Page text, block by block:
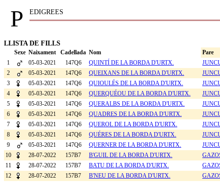
P EDIGREES
LLISTA DE FILLS
Sexe Naixament Cadellada Nom
Pare
1
05-03-2021 147Q6 QUINTÍ DE LA BORDA D'URTX.
2
05-03-2021 147Q6 QUEIXANS DE LA BORDA D'URTX.
3
05-03-2021 147Q6 QUIOULÉS DE LA BORDA D'URTX.
4
05-03-2021 147Q6 QUERQUÉOU DE LA BORDA D'URTX.
5
05-03-2021 147Q6 QUERALBS DE LA BORDA D'URTX.
6
05-03-2021 147Q6 QUADRES DE LA BORDA D'URTX.
7
05-03-2021 147Q6 QUEROL DE LA BORDA D'URTX.
8
05-03-2021 147Q6 QUÉRES DE LA BORDA D'URTX.
9
05-03-2021 147Q6 QUERNER DE LA BORDA D'URTX.
10
28-07-2022 157B7 B'GUIL DE LA BORDA D'URTX.
11
28-07-2022 157B7 BATU DE LA BORDA D'URTX.
12
28-07-2022 157B7 B'NEU DE LA BORDA D'URTX.